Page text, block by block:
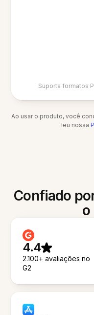
Suporta formatos
Ao usar o produto, você
leu nossa
Confiado
o
4.4
2.100+ avaliações no
G2